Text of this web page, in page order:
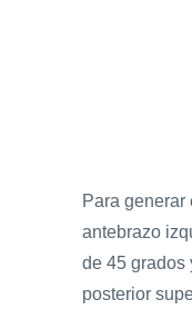
Para
antebrazo
de 45 grados
posterior